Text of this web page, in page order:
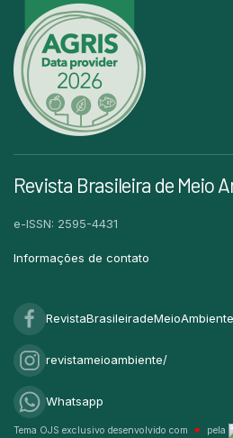
Revista Brasileira de Meio
e-ISSN: 2595-4431
Informações de contato
RevistaBrasileiradeMeioAmbiente
revistameioambiente/
Whatsapp
Tema OJS exclusivo desenvolvido com ♥ pela